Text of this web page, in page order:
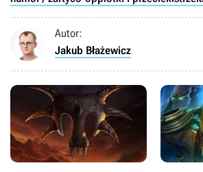
Autor:
Jakub Błażewicz